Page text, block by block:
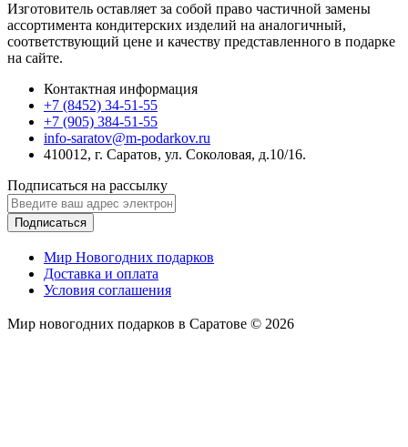
Изготовитель оставляет за собой право частичной замены
ассортимента кондитерских изделий на аналогичный,
соответствующий цене и качеству представленного в подарке
на сайте.
Контактная информация
+7 (8452) 34-51-55
+7 (905) 384-51-55
info-saratov@m-podarkov.ru
410012, г. Саратов, ул. Соколовая, д.10/16.
Подписаться на рассылку
Подписаться
Мир Новогодних подарков
Доставка и оплата
Условия соглашения
Мир новогодних подарков в Саратове © 2026